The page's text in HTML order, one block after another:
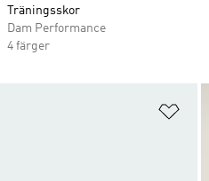
Träningsskor
Dam Performance
4 färger